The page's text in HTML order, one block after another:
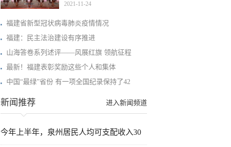
传
2021-11-24
福建省新型冠状病毒肺炎疫情情况
福建：民主法治建设有序推进
山海答卷系列述评——风展红旗 领航征程
最新！福建表彰奖励这些个人和集体
中国“最绿”省份 有一项全国纪录保持了42
进入新闻频道
新闻推荐
今年上半年，泉州居民人均可支配收入30